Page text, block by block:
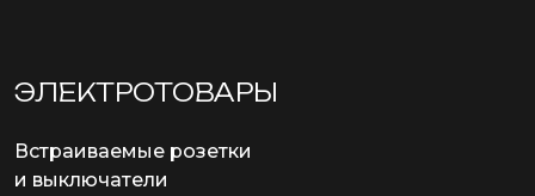
ЭЛЕКТРОТОВАРЫ
Встраиваемые розетки
и выключатели